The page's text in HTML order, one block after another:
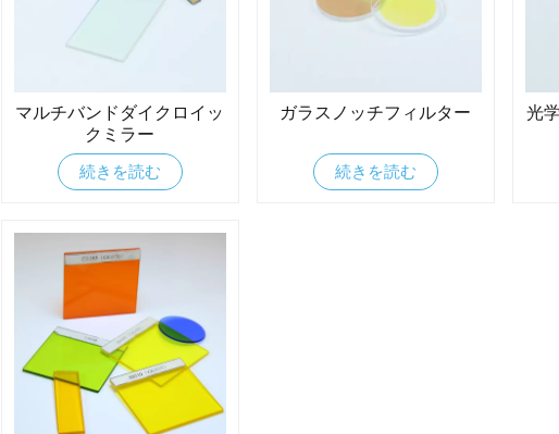
マルチバンドダイクロイッ
クミラー
続きを読む
ガラスノッチフィルター
続きを読む
光